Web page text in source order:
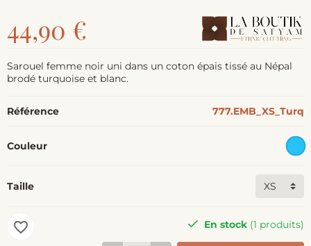
44,90 €
Sarouel femme noir uni dans un coton épais tissé au Népal
brodé turquoise et blanc.
Référence 777.EMB_XS_Turq
Couleur
Taille
En stock (1 produits)
favorite_border